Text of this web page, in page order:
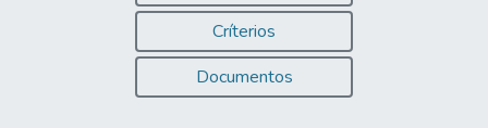
Críterios
Documentos